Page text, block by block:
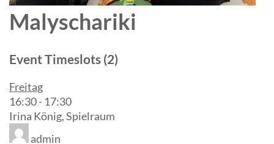
Malyschariki
Event Timeslots (2)
Freitag
16:30- 17:30
Irina König, Spielraum
admin